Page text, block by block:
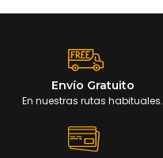
Envío Gratuito
En nuestras rutas habituales.